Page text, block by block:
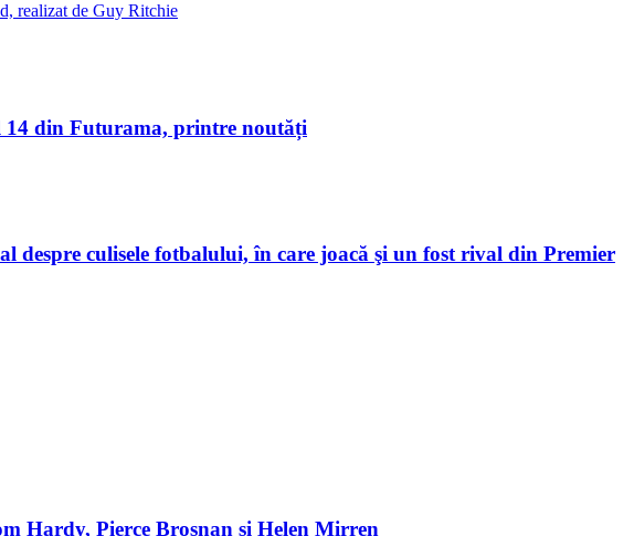
realizat de Guy Ritchie
14 din Futurama, printre noutăți
despre culisele fotbalului, în care joacă şi un fost rival din Premier
Hardy, Pierce Brosnan și Helen Mirren